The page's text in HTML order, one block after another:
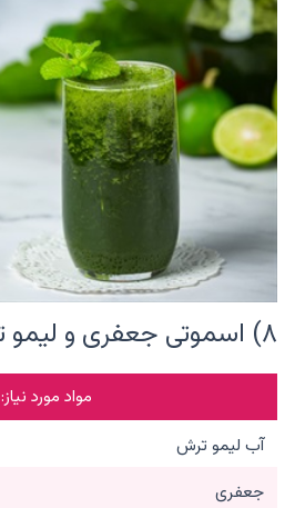
۸) اسموتی جعفری و لیمو ترش:
مواد مورد نیاز:
آب لیمو ترش
جعفری